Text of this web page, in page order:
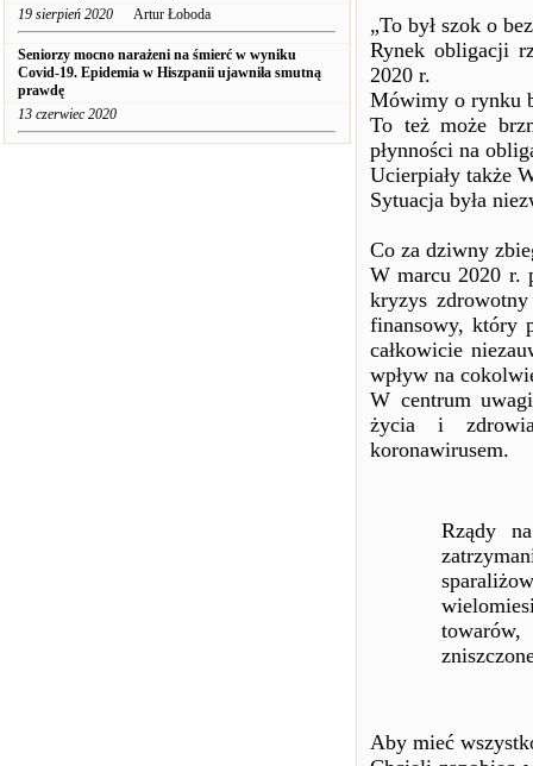
19 sierpień 2020 Artur Łoboda
Seniorzy mocno narażeni na śmierć w wyniku
Covid-19. Epidemia w Hiszpanii ujawniła smutną
prawdę
13 czerwiec 2020
„To był szok o
Rynek obligacji
2020 r.
Mówimy o rynku
To też może
płynności na
Ucierpiały także
Sytuacja była
Co za dziwny
W marcu 2020 r.
kryzys
finansowy, który
całkowicie
wpływ na
W centrum
życia i
koronawirusem.
Rządy
Aby mieć